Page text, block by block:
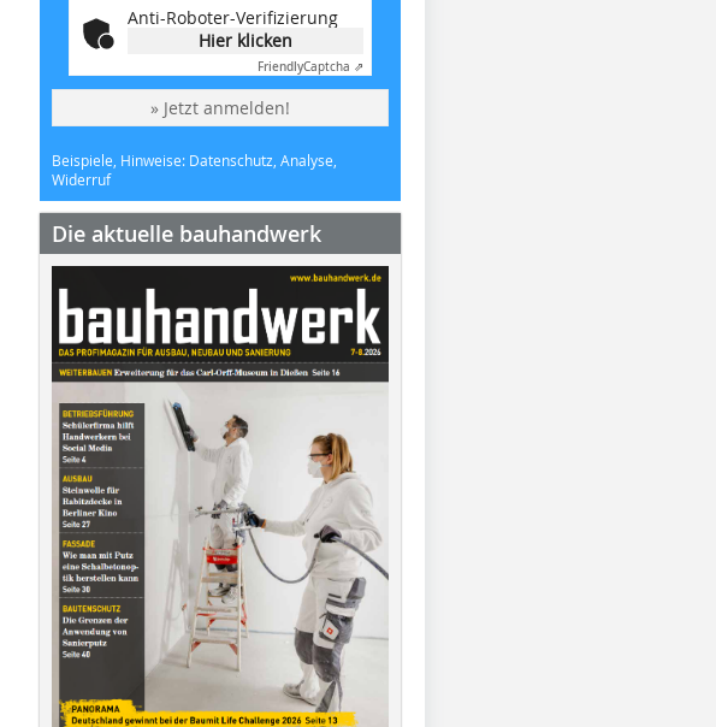
Anti-Roboter-Verifizierung
Hier klicken
FriendlyCaptcha ⇗
» Jetzt anmelden!
Beispiele, Hinweise: Datenschutz, Analyse,
Widerruf
Die aktuelle bauhandwerk